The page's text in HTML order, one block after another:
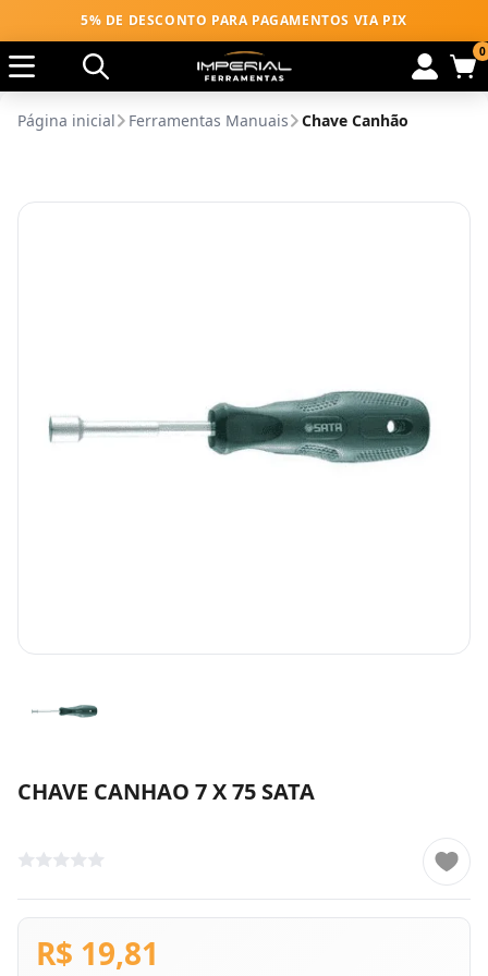
5% DE DESCONTO PARA PAGAMENTOS VIA PIX
0
Página inicial Ferramentas Manuais Chave Canhão
CHAVE CANHAO 7 X 75 SATA
R$ 19,81